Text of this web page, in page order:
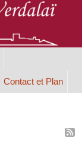
Contact et Plan